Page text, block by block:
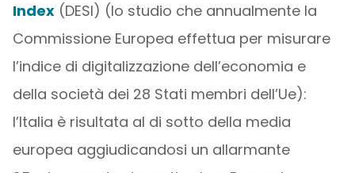
Index(DESI) (lo studio che annualmente la
Commissione Europea effettua per misurare
l’indice di digitalizzazione dell’economia e
della società dei 28 Stati membri dell’Ue):
l’Italia è risultata al di sotto della media
europea aggiudicandosi un allarmante